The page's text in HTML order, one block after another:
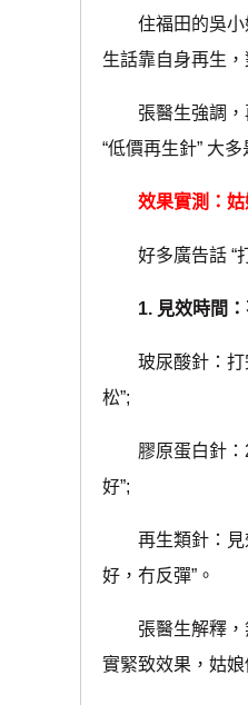
住福田的吳小姐
生話靠自身再生
張醫生強調，再
“低價再生針” 大
效果實測：
好多廣告話 “打
1. 見效時間
玻尿酸針：打完
松”;
膠原蛋白針：2-
好”;
再生類針：見效
好，冇反彈”。
張醫生解釋，無
實緊致效果，姑娘